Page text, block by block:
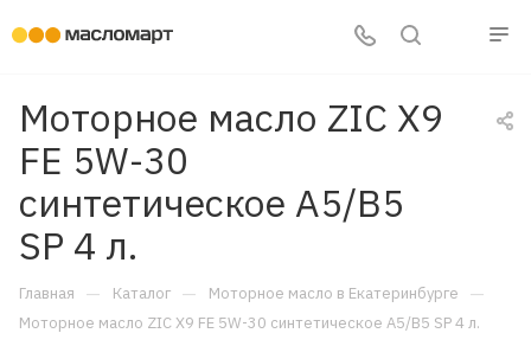
Моторное масло ZIC X9
FE 5W-30
синтетическое A5/B5
SP 4 л.
Главная — Каталог — Моторное масло в Екатеринбурге —
Моторное масло ZIC X9 FE 5W-30 синтетическое A5/B5 SP 4 л.